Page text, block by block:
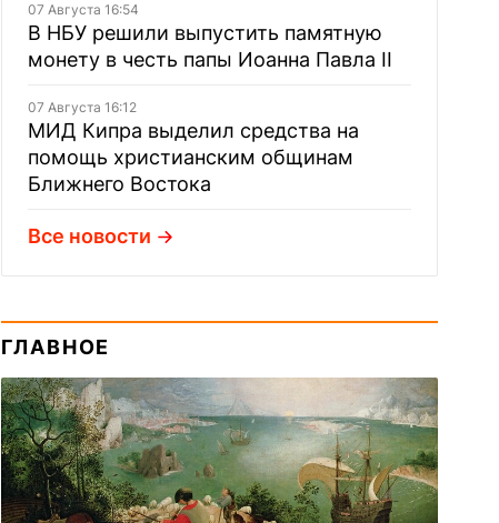
07 Августа 16:54
В НБУ решили выпустить памятную
монету в честь папы Иоанна Павла II
07 Августа 16:12
МИД Кипра выделил средства на
помощь христианским общинам
Ближнего Востока
Все новости
ГЛАВНОЕ